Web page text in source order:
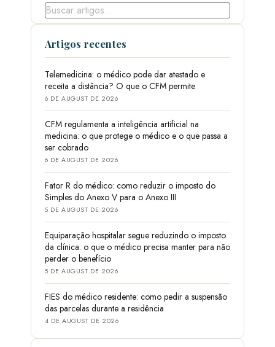
Artigos recentes
Telemedicina: o médico pode dar atestado e
receita a distância? O que o CFM permite
6 DE AUGUST DE 2026
CFM regulamenta a inteligência artificial na
medicina: o que protege o médico e o que passa a
ser cobrado
6 DE AUGUST DE 2026
Fator R do médico: como reduzir o imposto do
Simples do Anexo V para o Anexo III
5 DE AUGUST DE 2026
Equiparação hospitalar segue reduzindo o imposto
da clínica: o que o médico precisa manter para não
perder o benefício
5 DE AUGUST DE 2026
FIES do médico residente: como pedir a suspensão
das parcelas durante a residência
4 DE AUGUST DE 2026